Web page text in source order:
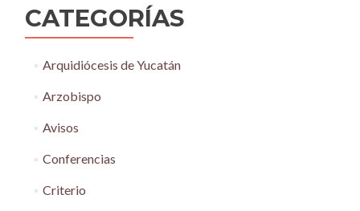
CATEGORÍAS
Arquidiócesis de Yucatán
Arzobispo
Avisos
Conferencias
Criterio